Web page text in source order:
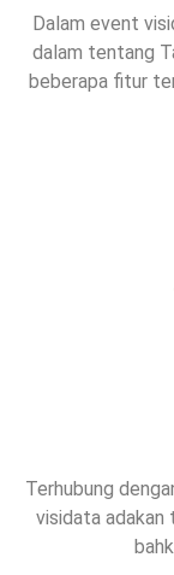
Dalam event
dalam tentang
beberapa fitur
Terhubung
visidata